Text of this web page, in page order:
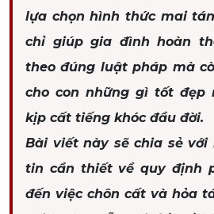
lựa chọn hình thức mai
chỉ giúp gia đình hoàn
theo đúng luật pháp mà
cho con những gì tốt đẹp
kịp cất tiếng khóc đầu đời.
Bài viết này sẽ chia sẻ
tin cần thiết về quy định
đến việc chôn cất và hỏa